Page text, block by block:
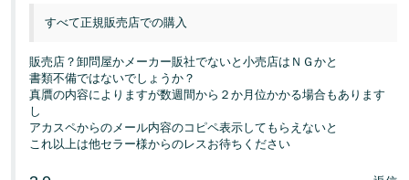
語
-
JP
- JP
さ
っ
そ
始
め
る
すべて正規販売店での購入
販売店？卸問屋かメーカー販社でないと小売店はＮＧかと
書類不備ではないでしょうか？
真贋の内容によりますが数週間から２か月位かかる場合もあります
し
アカスペからのメール内容のコピペ表示してもらえないと
これ以上は他セラー様からのレスお待ちください